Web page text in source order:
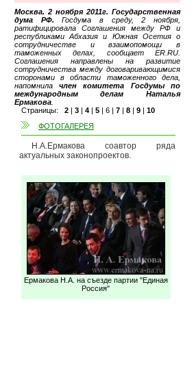
Москва. 2 ноября 2011г. Государственная
дума РФ. Госдума в среду, 2 ноября,
ратифицировала Соглашения между РФ и
республиками Абхазия и Южная Осетия о
сотрудничестве и взаимопомощи в
таможенных делах, сообщает ER.RU.
Соглашения направлены на развитие
сотрудничества между договаривающимися
сторонами в области таможенного дела,
напомнилачлен комитета Госдумы по
международным делам Наталья
Ермакова
Страницы: 2 | 3 | 4 | 5 | 6 | 7 | 8 | 9 | 10
ФОТОГАЛЕРЕЯ
Н.А.Ермакова соавтор ряда
актуальных законопроектов.
Ермакова Н.А. на съезде партии "Единая
Россия"